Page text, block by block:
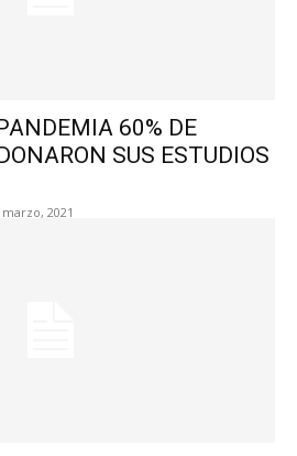
60% DE
SUS ESTUDIOS
2021